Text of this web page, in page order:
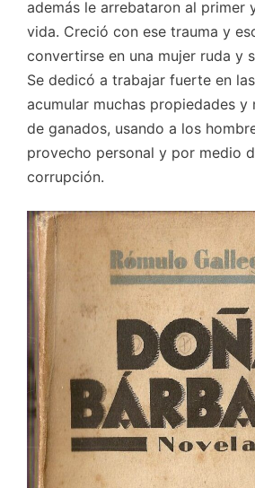
además le arrebataron al primer
vida. Creció con ese trauma y
convertirse en una mujer ruda y
Se dedicó a trabajar fuerte en
acumular muchas propiedades y
de ganados, usando a los
provecho personal y por medio
corrupción.